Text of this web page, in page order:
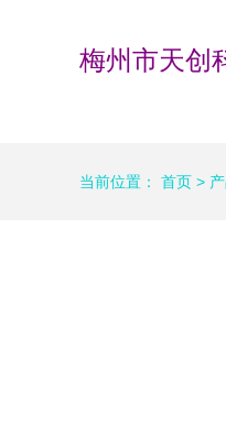
梅州市天创
当前位置： 首页 >